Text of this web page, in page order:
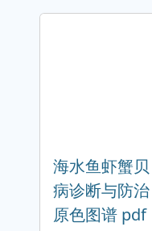
海水鱼虾蟹贝
病诊断与防治
原色图谱 pdf